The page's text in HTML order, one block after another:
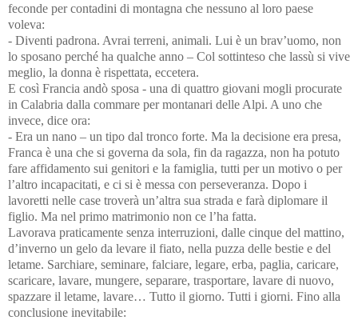
feconde per contadini di montagna che nessuno al loro paese
voleva:
- Diventi padrona. Avrai terreni, animali. Lui è un brav’uomo, non
lo sposano perché ha qualche anno – Col sottinteso che lassù si vive
meglio, la donna è rispettata, eccetera.
E così Francia andò sposa - una di quattro giovani mogli procurate
in Calabria dalla commare per montanari delle Alpi. A uno che
invece, dice ora:
- Era un nano – un tipo dal tronco forte. Ma la decisione era presa,
Franca è una che si governa da sola, fin da ragazza, non ha potuto
fare affidamento sui genitori e la famiglia, tutti per un motivo o per
l’altro incapacitati, e ci si è messa con perseveranza. Dopo i
lavoretti nelle case troverà un’altra sua strada e farà diplomare il
figlio. Ma nel primo matrimonio non ce l’ha fatta.
Lavorava praticamente senza interruzioni, dalle cinque del mattino,
d’inverno un gelo da levare il fiato, nella puzza delle bestie e del
letame. Sarchiare, seminare, falciare, legare, erba, paglia, caricare,
scaricare, lavare, mungere, separare, trasportare, lavare di nuovo,
spazzare il letame, lavare… Tutto il giorno. Tutti i giorni. Fino alla
conclusione inevitabile: